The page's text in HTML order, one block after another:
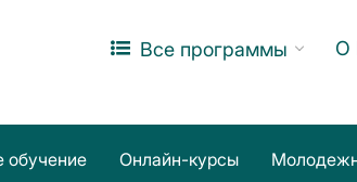
Все программы О
обучение Онлайн-курсы